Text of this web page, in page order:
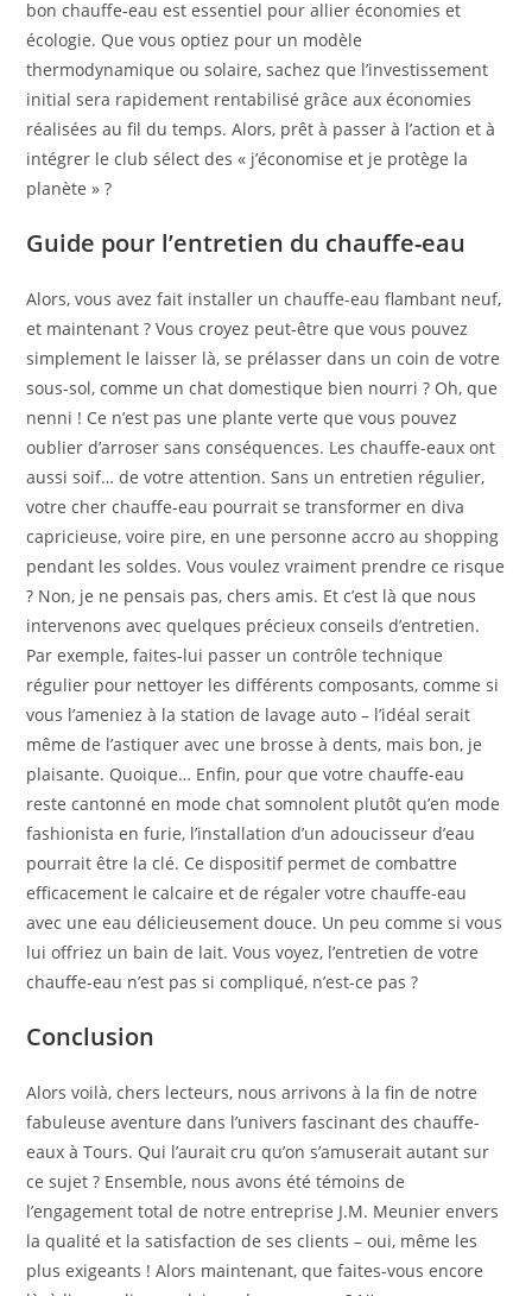
bon chauffe-eau est essentiel pour allier économies et
écologie. Que vous optiez pour un modèle
thermodynamique ou solaire, sachez que l’investissement
initial sera rapidement rentabilisé grâce aux économies
réalisées au fil du temps. Alors, prêt à passer à l’action et à
intégrer le club sélect des « j’économise et je protège la
planète » ?
Guide pour l’entretien du chauffe-eau
Alors, vous avez fait installer un chauffe-eau flambant neuf,
et maintenant ? Vous croyez peut-être que vous pouvez
simplement le laisser là, se prélasser dans un coin de votre
sous-sol, comme un chat domestique bien nourri ? Oh, que
nenni ! Ce n’est pas une plante verte que vous pouvez
oublier d’arroser sans conséquences. Les chauffe-eaux ont
aussi soif… de votre attention. Sans un entretien régulier,
votre cher chauffe-eau pourrait se transformer en diva
capricieuse, voire pire, en une personne accro au shopping
pendant les soldes. Vous voulez vraiment prendre ce risque
? Non, je ne pensais pas, chers amis. Et c’est là que nous
intervenons avec quelques précieux conseils d’entretien.
Par exemple, faites-lui passer un contrôle technique
régulier pour nettoyer les différents composants, comme si
vous l’ameniez à la station de lavage auto – l’idéal serait
même de l’astiquer avec une brosse à dents, mais bon, je
plaisante. Quoique… Enfin, pour que votre chauffe-eau
reste cantonné en mode chat somnolent plutôt qu’en mode
fashionista en furie, l’installation d’un adoucisseur d’eau
pourrait être la clé. Ce dispositif permet de combattre
efficacement le calcaire et de régaler votre chauffe-eau
avec une eau délicieusement douce. Un peu comme si vous
lui offriez un bain de lait. Vous voyez, l’entretien de votre
chauffe-eau n’est pas si compliqué, n’est-ce pas ?
Conclusion
Alors voilà, chers lecteurs, nous arrivons à la fin de notre
fabuleuse aventure dans l’univers fascinant des chauffe-
eaux à Tours. Qui l’aurait cru qu’on s’amuserait autant sur
ce sujet ? Ensemble, nous avons été témoins de
l’engagement total de notre entreprise J.M. Meunier envers
la qualité et la satisfaction de ses clients – oui, même les
plus exigeants ! Alors maintenant, que faites-vous encore